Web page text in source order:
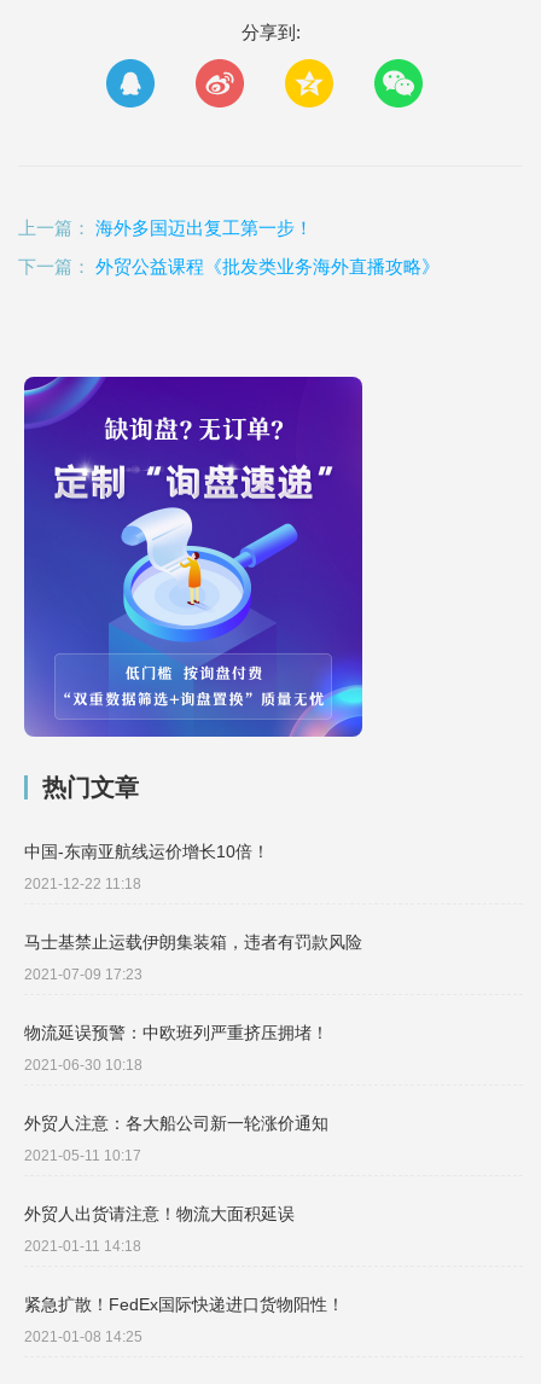
分享到:
上一篇： 海外多国迈出复工第一步！
下一篇： 外贸公益课程《批发类业务海外直播攻略》
热门文章
中国-东南亚航线运价增长10倍！
2021-12-22 11:18
马士基禁止运载伊朗集装箱，违者有罚款风险
2021-07-09 17:23
物流延误预警：中欧班列严重挤压拥堵！
2021-06-30 10:18
外贸人注意：各大船公司新一轮涨价通知
2021-05-11 10:17
外贸人出货请注意！物流大面积延误
2021-01-11 14:18
紧急扩散！FedEx国际快递进口货物阳性！
2021-01-08 14:25